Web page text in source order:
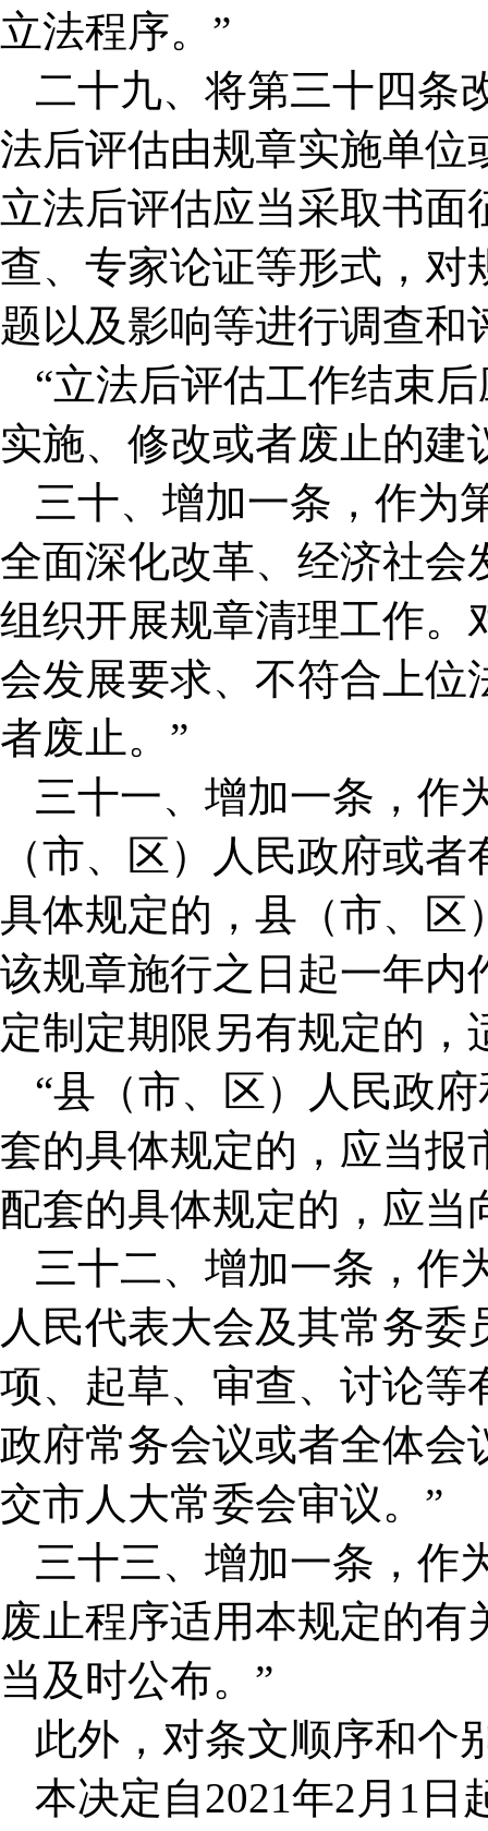
立法程序。”
二十九、将第三十四条
法后评估由规章实施单位
立法后评估应当采取书
查、专家论证等形式，对
题以及影响等进行调查和
“立法后评估工作结束
实施、修改或者废止的建
三十、增加一条，作为
全面深化改革、经济社会
组织开展规章清理工作。
会发展要求、不符合上位
者废止。”
三十一、增加一条，作
（市、区）人民政府或
具体规定的，县（市、区
该规章施行之日起一年内
定制定期限另有规定的，
“县（市、区）人民政
套的具体规定的，应当报
配套的具体规定的，应当
三十二、增加一条，作
人民代表大会及其常务
项、起草、审查、讨论等
政府常务会议或者全体会
交市人大常委会审议。”
三十三、增加一条，作
废止程序适用本规定的
当及时公布。”
此外，对条文顺序和个
本决定自2021年2月1日